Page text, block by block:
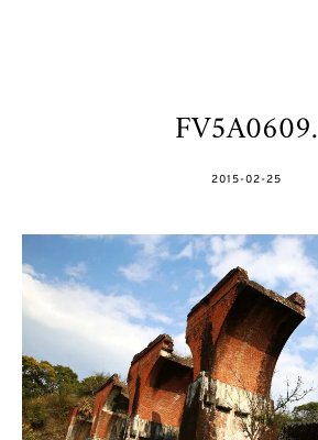
FV5A0609.
POSTED
2015-02-25